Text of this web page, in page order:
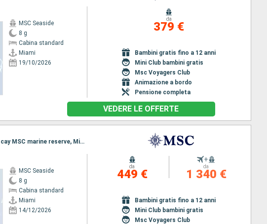
MSC Seaside
8 g
Cabina standard
Miami
19/10/2026
da
379 €
Bambini gratis fino a 12 anni
Mini Club bambini gratis
Msc Voyagers Club
Animazione a bordo
Pensione completa
VEDERE LE OFFERTE
Itinerario : Miami, Nassau, Ocean cay MSC marine reserve, Miami, Nassau, Ocean cay MSC marine reserve, Miami
MSC Seaside
8 g
Cabina standard
Miami
14/12/2026
da
449 €
+
da
1 340 €
Bambini gratis fino a 12 anni
Mini Club bambini gratis
Msc Voyagers Club